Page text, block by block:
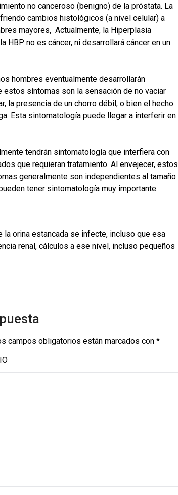
no canceroso (benigno) de la próstata. La
cambios histológicos (a nivel celular) a
mayores, Actualmente, la Hiperplasia
HBP no es cáncer, ni desarrollará cáncer en un
hombres eventualmente desarrollarán
estos síntomas son la sensación de no vaciar
la presencia de un chorro débil, o bien el hecho
Esta sintomatología puede llegar a interferir en
tendrán sintomatología que interfiera con
que requieran tratamiento. Al envejecer, estos
generalmente son independientes al tamaño
tener sintomatología muy importante.
la orina estancada se infecte, incluso que esa
renal, cálculos a ese nivel, incluso pequeños
campos obligatorios están marcados con *